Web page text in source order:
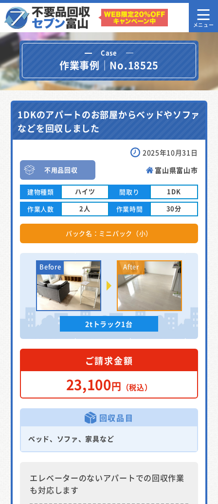
Case
作業事例｜No.18525
1DKのアパートのお部屋からベッドやソファ
などを回収しました
2025年10月31日
不用品回収 富山県富山市
建物種類 ハイツ 間取り
1DK
作業人数
2人 作業時間 30分
パック名：ミニパック（小）
2tトラック1台
ご請求金額
23,100円 （税込）
回収品目
ベッド、ソファ、家具など
エレベーターのないアパートでの回収作業
も対応します